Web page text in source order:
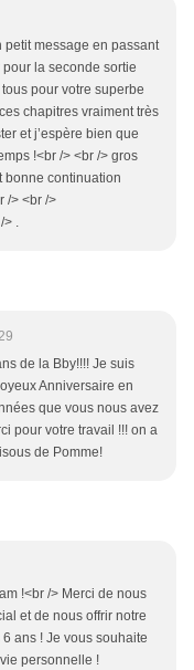
petit message en passant
la seconde sortie
pour votre superbe
chapitres vraiment très
et j’espère bien que
!<br /> <br /> gros
bonne continuation
/> <br />
> .
de la Bby!!!! Je suis
Anniversaire en
que vous nous avez
pour votre travail !!! on a
de Pomme!
!<br /> Merci de nous
et de nous offrir notre
ans ! Je vous souhaite
personnelle !